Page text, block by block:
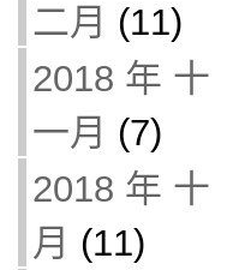
二月 (11)
2018 年 十
一月 (7)
2018 年 十
月 (11)